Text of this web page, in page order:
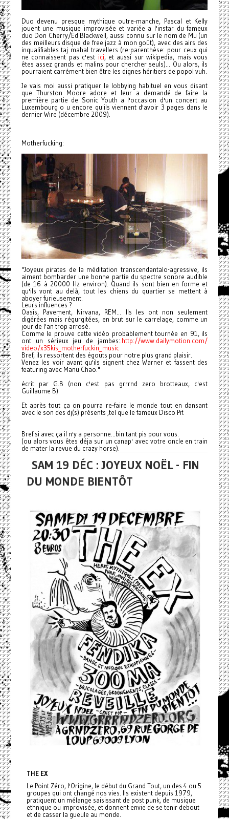
Duo devenu presque mythique outre-manche, Pascal et Kelly
jouent une musique improvisée et variée a l'instar du fameux
duo Don Cherry/Ed Blackwell, aussi connu sur le nom de Mu (un
des meilleurs disque de free jazz à mon goût), avec des airs des
inqualifiables taj mahal travellers (re-parenthèse: pour ceux qui
ne connaissent pas c'est ici, et aussi sur wikipedia, mais vous
êtes assez grands et malins pour chercher seuls)... Ou alors, ils
pourraient carrément bien être les dignes héritiers de popol vuh.
Je vais moi aussi pratiquer le lobbying habituel en vous disant
que Thurston Moore adore et leur a demandé de faire la
première partie de Sonic Youth a l'occasion d'un concert au
Luxembourg o u encore qu'ils viennent d'avoir 3 pages dans le
dernier Wire (décembre 2009).
Motherfucking:
"Joyeux pirates de la méditation transcendantalo-agressive, ils
aiment bombarder une bonne partie du spectre sonore audible
(de 16 à 20000 Hz environ). Quand ils sont bien en forme et
qu'ils vont au delà, tout les chiens du quartier se mettent à
aboyer furieusement.
Leurs influences ?
Oasis, Pavement, Nirvana, REM... Ils les ont non seulement
digérées mais régurgitées, en brut sur le carrelage, comme un
jour de l'an trop arrosé.
Comme le prouve cette vidéo probablement tournée en 91, ils
ont un sérieux jeu de jambes:. http://www.dailymotion.com/
video/x35kis_motherfuckin_ music
Bref, ils ressortent des égouts pour notre plus grand plaisir.
Venez les voir avant qu'ils signent chez Warner et fassent des
featuring avec Manu Chao."
écrit par G.B (non c'est pas grrrnd zero brotteaux, c'est
Guillaume B)
Et après tout ça on pourra re-faire le monde tout en dansant
avec le son des dj(s) présents ,tel que le fameux Disco Pif.
Bref si avec ça il n'y a personne...bin tant pis pour vous.
(ou alors vous êtes déja sur un canap' avec votre oncle en train
de mater la revue du crazy horse).
SAM 19 DÉC : JOYEUX NOËL - FIN
DU MONDE BIENTÔT
THE EX
Le Point Zéro, l'Origine, le début du Grand Tout, un des 4 ou 5
groupes qui ont changé nos vies. Ils existent depuis 1979,
pratiquent un mélange saisissant de post punk, de musique
ethnique ou improvisée, et donnent envie de se tenir debout
et de casser la gueule au monde.